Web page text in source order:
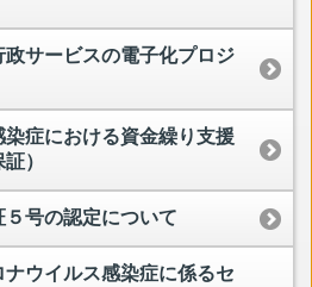
サービスの電子化プロジ
症における資金繰り支援
）
号の認定について
ナウイルス感染症に係るセ